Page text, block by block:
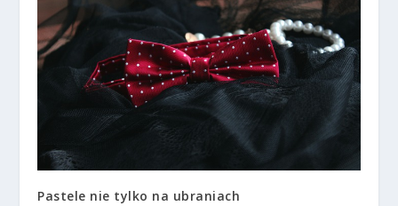
Pastele nie tylko na ubraniach